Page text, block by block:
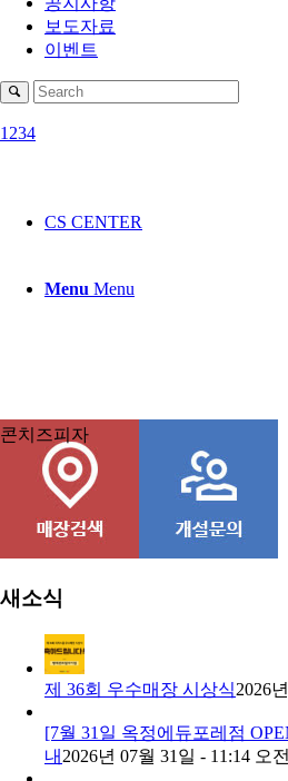
CS CENTER
Menu Menu
보도자료
이벤트
1 234
콘치즈피자
새소식
제 36회 우수매장 시상식2026
[7월 31일 옥정에듀포레점
내 2026년 07월 31일 - 11:14 오전